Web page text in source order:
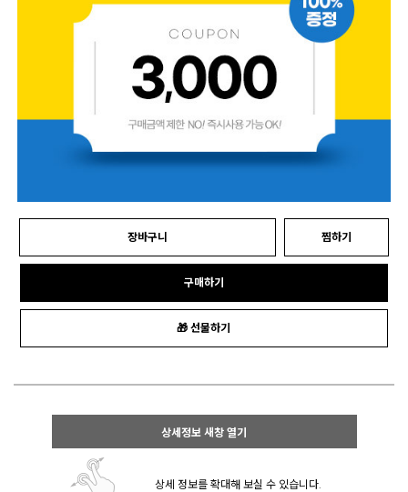
장바구니 찜하기
구매하기
🎁 선물하기
상세정보 새창 열기
상세 정보를 확대해 보실 수 있습니다.